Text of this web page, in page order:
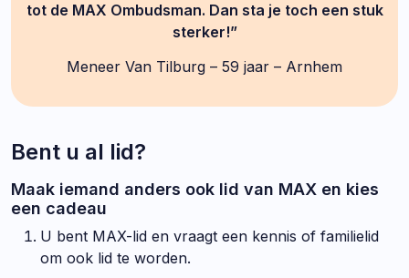
tot de MAX Ombudsman. Dan sta je toch een stuk
sterker!”
Meneer Van Tilburg – 59 jaar – Arnhem
Bent u al lid?
Maak iemand anders ook lid van MAX en kies
een cadeau
U bent MAX-lid en vraagt een kennis of familielid
om ook lid te worden.